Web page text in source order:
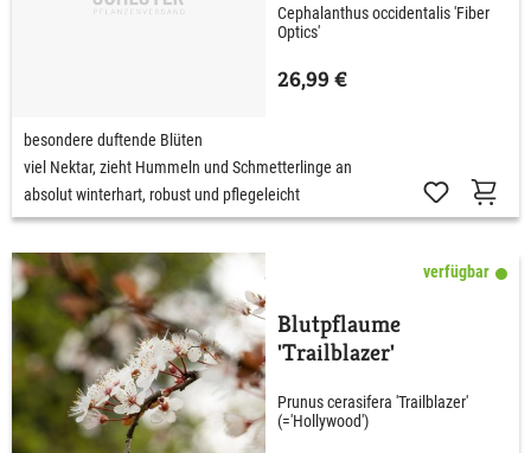
Cephalanthus occidentalis 'Fiber
Optics'
26,99 €
besondere duftende Blüten
viel Nektar, zieht Hummeln und Schmetterlinge an
absolut winterhart, robust und pflegeleicht
verfügbar
Blutpflaume
'Trailblazer'
Prunus cerasifera 'Trailblazer'
(='Hollywood')